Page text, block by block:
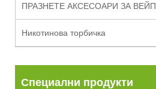
ПРАЗНЕТЕ АКСЕСОАРИ ЗА ВЕЙП
Никотинова торбичка
Специални продукти